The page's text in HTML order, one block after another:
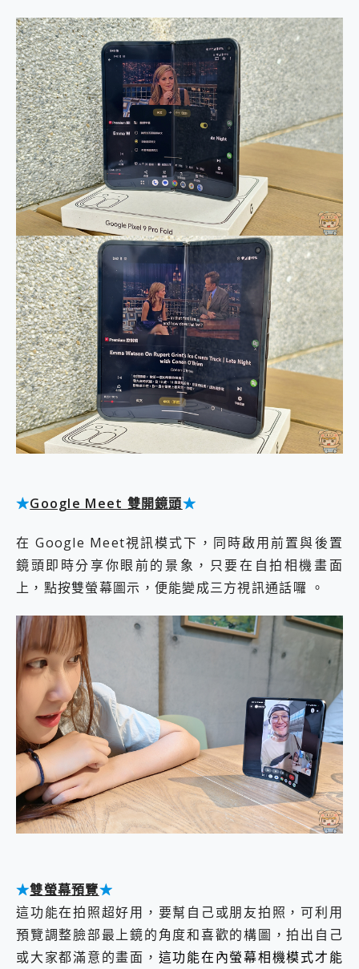
★Google Meet 雙開鏡頭★
在 Google Meet視訊模式下，同時啟用前置與後置
鏡頭即時分享你眼前的景象，只要在自拍相機畫面
上，點按雙螢幕圖示，便能變成三方視訊通話囉 。
★雙螢幕預覽★
這功能在拍照超好用，要幫自己或朋友拍照，可利用
預覽調整臉部最上鏡的角度和喜歡的構圖，拍出自己
或大家都滿意的畫面， 這功能在內螢幕相機模式才能